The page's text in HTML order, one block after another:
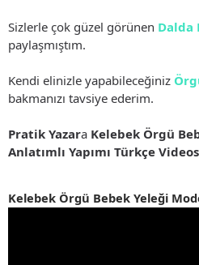
Sizlerle çok güzel görünen Dalda
paylaşmıştım.
Kendi elinizle yapabileceğiniz
bakmanızı tavsiye ederim.
Pratik Yazara Kelebek Örgü
Anlatımlı Yapımı Türkçe
Kelebek Örgü Bebek Yeleği